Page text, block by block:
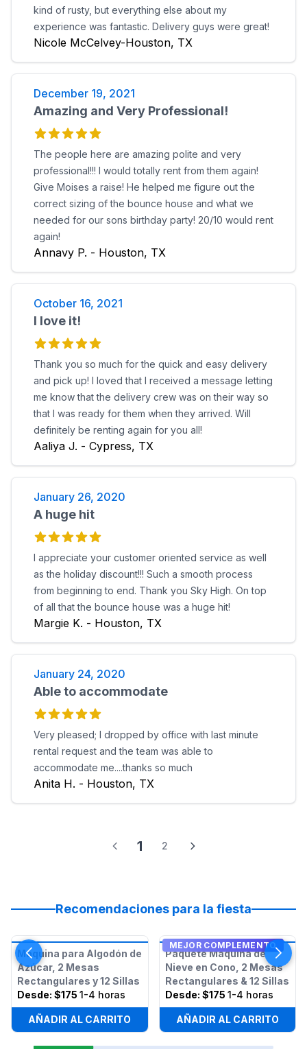
kind of rusty, but everything else about my
experience was fantastic. Delivery guys were great!
Nicole McCelvey-Houston, TX
December 19, 2021
Amazing and Very Professional!
The people here are amazing polite and very
professional!!! I would totally rent from them again!
Give Moises a raise! He helped me figure out the
correct sizing of the bounce house and what we
needed for our sons birthday party! 20/10 would rent
again!
Annavy P. - Houston, TX
October 16, 2021
I love it!
Thank you so much for the quick and easy delivery
and pick up! I loved that I received a message letting
me know that the delivery crew was on their way so
that I was ready for them when they arrived. Will
definitely be renting again for you all!
Aaliya J. - Cypress, TX
January 26, 2020
A huge hit
I appreciate your customer oriented service as well
as the holiday discount!!! Such a smooth process
from beginning to end. Thank you Sky High. On top
of all that the bounce house was a huge hit!
Margie K. - Houston, TX
January 24, 2020
Able to accommodate
Very pleased; I dropped by office with last minute
rental request and the team was able to
accommodate me....thanks so much
Anita H. - Houston, TX
1 2
Recomendaciones para la fiesta
Máquina para Algodón de
Azúcar, 2 Mesas
Rectangulares y 12 Sillas
Desde: $175 1-4 horas
AÑADIR AL CARRITO
MEJOR COMPLEMENTO
Paquete Máquina de
Nieve en Cono, 2 Mesas
Rectangulares & 12 Sillas
Desde: $175 1-4 horas
AÑADIR AL CARRITO